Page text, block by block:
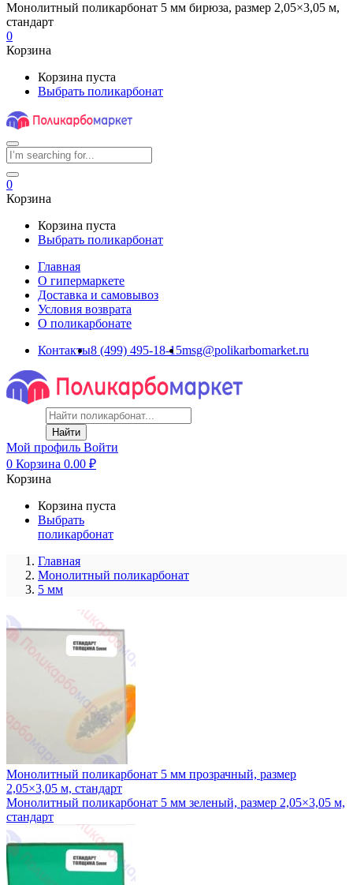
Монолитный поликарбонат 5 мм бирюза, размер 2,05×3,05 м,
стандарт
0
Корзина
Корзина пуста
Выбрать поликарбонат
0
Корзина
Корзина пуста
Выбрать поликарбонат
Главная
О гипермаркете
Доставка и самовывоз
Условия возврата
О поликарбонате
Контакты8 (499) 495-18-15msg@polikarbomarket.ru
Найти
Мой профиль Войти
0 Корзина 0.00 ₽
Корзина
Корзина пуста
Выбрать
поликарбонат
Главная
Монолитный поликарбонат
5 мм
Монолитный поликарбонат 5 мм прозрачный, размер
2,05×3,05 м, стандарт
Монолитный поликарбонат 5 мм зеленый, размер 2,05×3,05 м,
стандарт